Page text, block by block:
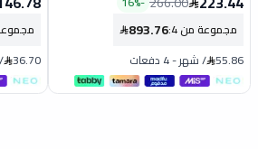
مجموعة من 4 :
893.76
55.86
/شهر-4 دفعات 36.70
/